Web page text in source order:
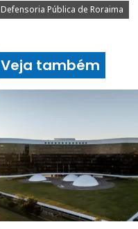
Defensoria Pública de Roraima
Veja também